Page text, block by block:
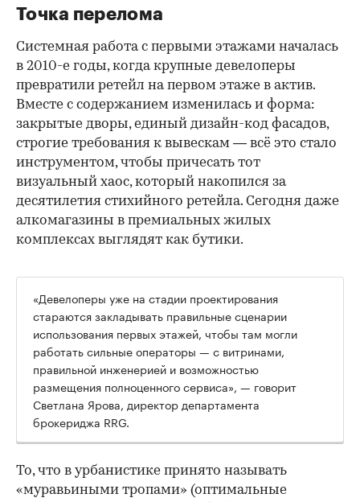
Точка перелома
Системная работа с первыми этажами началась
в 2010-е годы, когда крупные девелоперы
превратили ретейл на первом этаже в актив.
Вместе с содержанием изменилась и форма:
закрытые дворы, единый дизайн-код фасадов,
строгие требования к вывескам — всё это стало
инструментом, чтобы причесать тот
визуальный хаос, который накопился за
десятилетия стихийного ретейла. Сегодня даже
алкомагазины в премиальных жилых
комплексах выглядят как бутики.
00:00
«Девелоперы уже на стадии проектирования
стараются закладывать правильные сценарии
использования первых этажей, чтобы там могли
работать сильные операторы — с витринами,
правильной инженерией и возможностью
размещения полноценного сервиса», — говорит
Светлана Ярова, директор департамента
брокериджа RRG.
То, что в урбанистике принято называть
«муравьиными тропами» (оптимальные